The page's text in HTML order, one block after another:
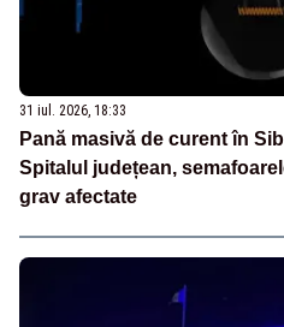
31 iul. 2026, 18:33
Pană masivă de curent în
Spitalul județean,
grav afectate